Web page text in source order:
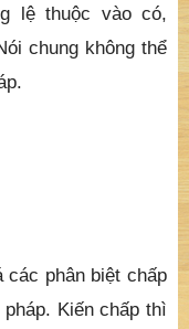
lệ thuộc vào có,
chung không thể
các phân biệt chấp
Kiến chấp thì